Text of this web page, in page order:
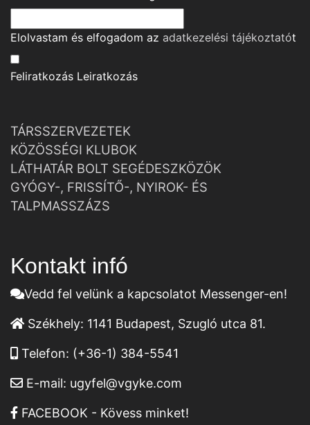
Elolvastam és elfogadom az adatkezelési tájékoztatót
Feliratkozás Leiratkozás
TÁRSSZERVEZETEK
KÖZÖSSÉGI KLUBOK
LÁTHATÁR BOLT SEGÉDESZKÖZÖK
GYÓGY-, FRISSÍTŐ-, NYIROK- ÉS
TALPMASSZÁZS
Kontakt infó
Vedd fel velünk a kapcsolatot Messenger-en!
Székhely: 1141 Budapest, Szugló utca 81.
Telefon: (+36-1) 384-5541
E-mail: ugyfel@vgyke.com
FACEBOOK - Kövess minket!